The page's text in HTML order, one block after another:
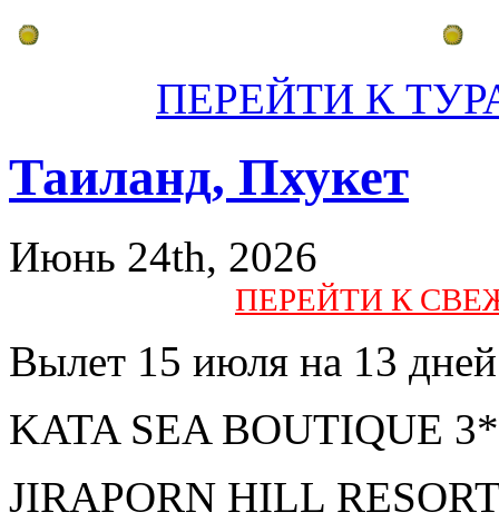
ПЕРЕЙТИ К
Таиланд, Пхукет
Июнь 24th, 2026
ПЕРЕЙТИ К
Вылет 15 июля на 13
KATA SEA BOUTIQUE 3*
JIRAPORN HILL